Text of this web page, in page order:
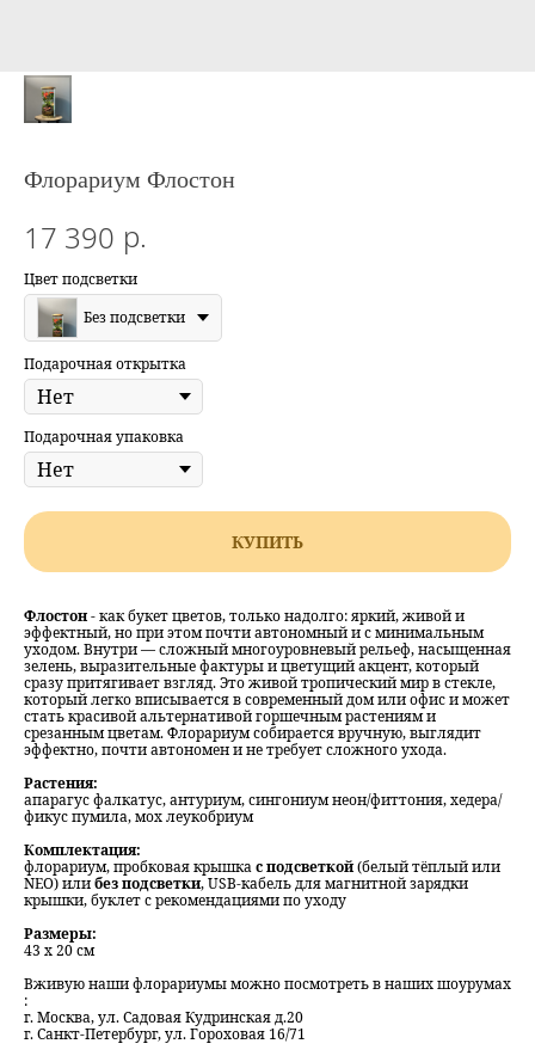
Флорариум Флостон
17 390 р.
Цвет подсветки
Без подсветки
Подарочная открытка
Подарочная упаковка
КУПИТЬ
Флостон- как букет цветов, только надолго: яркий, живой и
эффектный, но при этом почти автономный и с минимальным
уходом. Внутри — сложный многоуровневый рельеф, насыщенная
зелень, выразительные фактуры и цветущий акцент, который
сразу притягивает взгляд. Это живой тропический мир в стекле,
который легко вписывается в современный дом или офис и может
стать красивой альтернативой горшечным растениям и
срезанным цветам. Флорариум собирается вручную, выглядит
эффектно, почти автономен и не требует сложного ухода.
Растения:
апарагус фалкатус, антуриум, сингониум неон/фиттония, хедера/
фикус пумила, мох леукобриум
Комплектация:
флорариум, пробковая крышкас подсветкой(белый тёплый или
NEO) илибез подсветки, USB-кабель для магнитной зарядки
крышки, буклет с рекомендациями по уходу
Размеры:
43 х 20 см
Вживую наши флорариумы можно посмотреть в наших шоурумах
:
г. Москва, ул. Садовая Кудринская д.20
г. Санкт-Петербург, ул. Гороховая 16/71